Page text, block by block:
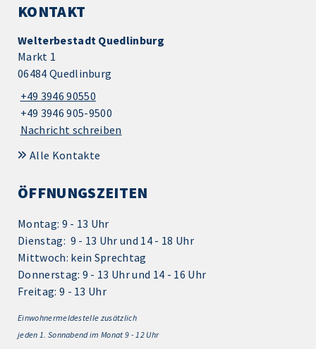
KONTAKT
Welterbestadt Quedlinburg
Markt 1
06484 Quedlinburg
+49 3946 90550
+49 3946 905-9500
Nachricht schreiben
Alle Kontakte
ÖFFNUNGSZEITEN
Montag: 9 - 13 Uhr
Dienstag: 9 - 13 Uhr und 14 - 18 Uhr
Mittwoch: kein Sprechtag
Donnerstag: 9 - 13 Uhr und 14 - 16 Uhr
Freitag: 9 - 13 Uhr
Einwohnermeldestelle zusätzlich
jeden 1. Sonnabend im Monat 9 - 12 Uhr